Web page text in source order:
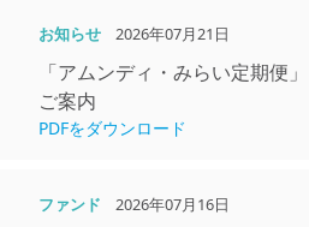
お知らせ 2026年07月21日
「アムンディ・みらい定期便
ご案内
PDFをダウンロード
ファンド 2026年07月16日